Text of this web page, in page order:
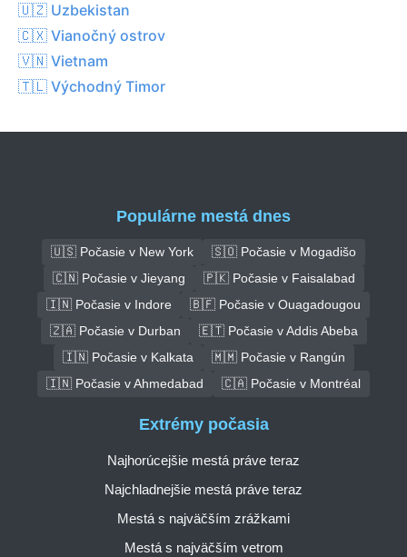
🇺🇿 Uzbekistan
🇨🇽 Vianočný ostrov
🇻🇳 Vietnam
🇹🇱 Východný Timor
Populárne mestá dnes
🇺🇸 Počasie v New York
🇸🇴 Počasie v Mogadišo
🇨🇳 Počasie v Jieyang
🇵🇰 Počasie v Faisalabad
🇮🇳 Počasie v Indore
🇧🇫 Počasie v Ouagadougou
🇿🇦 Počasie v Durban
🇪🇹 Počasie v Addis Abeba
🇮🇳 Počasie v Kalkata
🇲🇲 Počasie v Rangún
🇮🇳 Počasie v Ahmedabad
🇨🇦 Počasie v Montréal
Extrémy počasia
Najhorúcejšie mestá práve teraz
Najchladnejšie mestá práve teraz
Mestá s najväčším zrážkami
Mestá s najväčším vetrom